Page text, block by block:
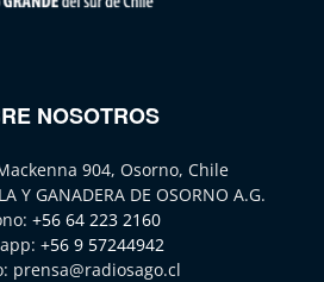
NOSOTROS
904, Osorno, Chile
Y GANADERA DE OSORNO A.G.
+56 64 223 2160
+56 9 57244942
prensa@radiosago.cl